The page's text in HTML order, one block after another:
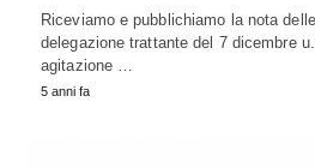
Riceviamo e pubblichiamo la nota
delegazione trattante del 7 dicembre
agitazione …
5 anni fa